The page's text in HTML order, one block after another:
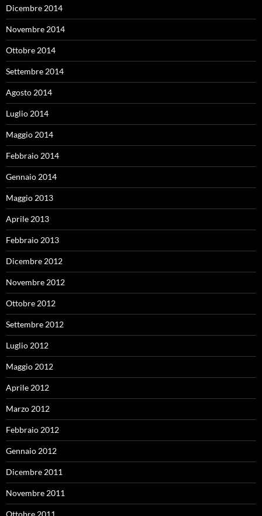
Dicembre 2014
Novembre 2014
Ottobre 2014
Settembre 2014
Agosto 2014
Luglio 2014
Maggio 2014
Febbraio 2014
Gennaio 2014
Maggio 2013
Aprile 2013
Febbraio 2013
Dicembre 2012
Novembre 2012
Ottobre 2012
Settembre 2012
Luglio 2012
Maggio 2012
Aprile 2012
Marzo 2012
Febbraio 2012
Gennaio 2012
Dicembre 2011
Novembre 2011
Ottobre 2011